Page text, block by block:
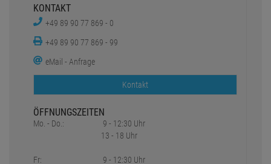
KONTAKT
+49 89 90 77 869 - 0
+49 89 90 77 869 - 99
eMail - Anfrage
Kontakt
ÖFFNUNGSZEITEN
Mo. - Do.:
Fr:
9 - 12:30 Uhr
13 - 18 Uhr
9 - 12:30 Uhr